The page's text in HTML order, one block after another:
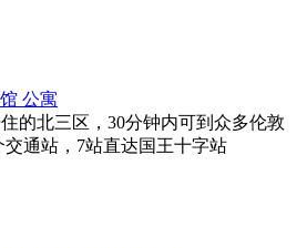
公寓
的北三区，30分钟内可到众多伦敦
通站，7站直达国王十字站